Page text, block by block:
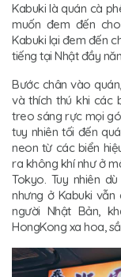
Kabuki là quán cà
muốn đem đến
Kabuki lại đem đến
tiếng tại Nhật đầy
Bước chân vào
và thích thú khi các
treo sáng rực mọi
tuy nhiên tối đến
neon từ các biển
ra không khí như ở
Tokyo. Tuy nhiên
nhưng ở Kabuki
người Nhật Bản,
HongKong xa hoa,